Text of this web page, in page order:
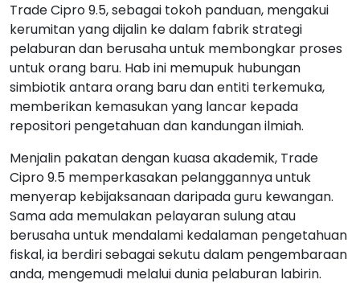
Trade Cipro 9.5, sebagai tokoh panduan, mengakui
kerumitan yang dijalin ke dalam fabrik strategi
pelaburan dan berusaha untuk membongkar proses
untuk orang baru. Hab ini memupuk hubungan
simbiotik antara orang baru dan entiti terkemuka,
memberikan kemasukan yang lancar kepada
repositori pengetahuan dan kandungan ilmiah.
Menjalin pakatan dengan kuasa akademik, Trade
Cipro 9.5 memperkasakan pelanggannya untuk
menyerap kebijaksanaan daripada guru kewangan.
Sama ada memulakan pelayaran sulung atau
berusaha untuk mendalami kedalaman pengetahuan
fiskal, ia berdiri sebagai sekutu dalam pengembaraan
anda, mengemudi melalui dunia pelaburan labirin.